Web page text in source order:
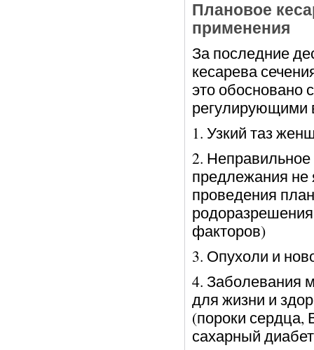
Плановое
применения
За последние
кесарева
это обосновано
регулирующими
1. Узкий таз
2.
предлежания не
проведения
родоразрешения
факторов)
3. Опухоли и
4. Заболевания
для жизни и
(пороки
сахарный